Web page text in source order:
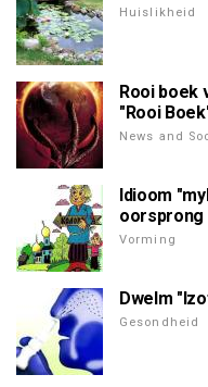
Huislikheid
Rooi boek
"Rooi
News and
Idioom
oorsprong
Vorming
Dwelm
Gesondheid